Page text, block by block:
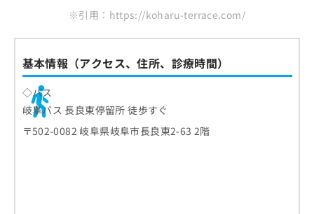
※引用：https://koharu-terrace.com/
基本情報（アクセス、住所、診療時間）
◇バス
岐阜バス 長良東停留所 徒歩すぐ
〒502-0082 岐阜県岐阜市長良東2-63 2階